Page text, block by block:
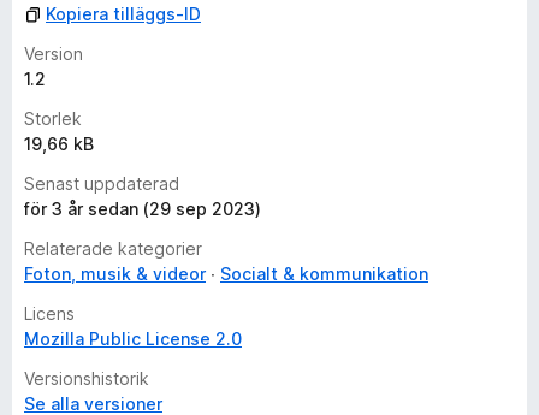
Kopiera tilläggs-ID
Version
1.2
Storlek
19,66 kB
Senast uppdaterad
för 3 år sedan (29 sep 2023)
Relaterade kategorier
Foton, musik & videor
Socialt & kommunikation
Licens
Mozilla Public License 2.0
Versionshistorik
Se alla versioner